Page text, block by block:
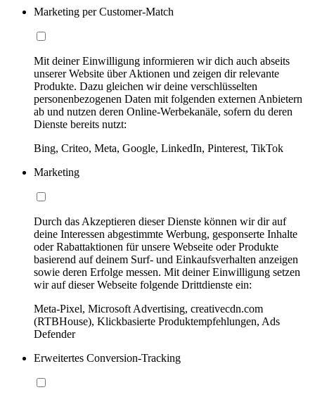
Marketing per Customer-Match
Mit deiner Einwilligung informieren wir dich auch abseits
unserer Website über Aktionen und zeigen dir relevante
Produkte. Dazu gleichen wir deine verschlüsselten
personenbezogenen Daten mit folgenden externen Anbietern
ab und nutzen deren Online-Werbekanäle, sofern du deren
Dienste bereits nutzt:
Bing, Criteo, Meta, Google, LinkedIn, Pinterest, TikTok
Marketing
Durch das Akzeptieren dieser Dienste können wir dir auf
deine Interessen abgestimmte Werbung, gesponserte Inhalte
oder Rabattaktionen für unsere Webseite oder Produkte
basierend auf deinem Surf- und Einkaufsverhalten anzeigen
sowie deren Erfolge messen. Mit deiner Einwilligung setzen
wir auf dieser Webseite folgende Drittdienste ein:
Meta-Pixel, Microsoft Advertising, creativecdn.com
(RTBHouse), Klickbasierte Produktempfehlungen, Ads
Defender
Erweitertes Conversion-Tracking